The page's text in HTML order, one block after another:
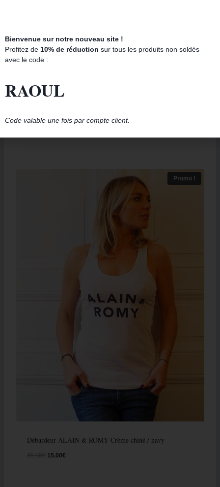
Promo !
Débardeur ALAIN & ROMY Crème chiné / navy
15.00€
Bienvenue sur notre nouveau site !
Profitez de 10% de réduction sur tous les produits non soldés
avec le code :
RAOUL
Code valable une fois par compte client.